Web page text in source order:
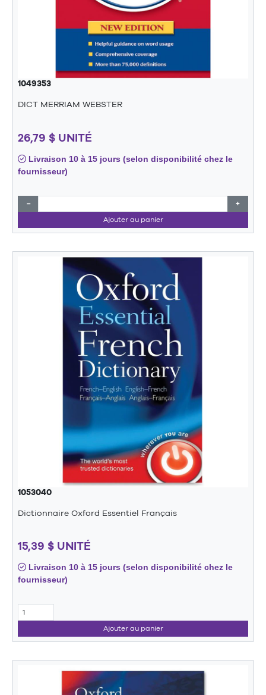
1049353
DICT MERRIAM WEBSTER
26,79 $ UNITÉ
Livraison 10 à 15 jours (selon disponibilité chez le
fournisseur)
− +
Ajouter au panier
1053040
Dictionnaire Oxford Essentiel Français
15,39 $ UNITÉ
Livraison 10 à 15 jours (selon disponibilité chez le
fournisseur)
Ajouter au panier